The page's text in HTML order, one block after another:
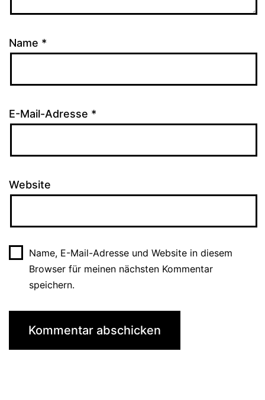
Name *
E-Mail-Adresse *
Website
Name, E-Mail-Adresse und Website in diesem
Browser für meinen nächsten Kommentar
speichern.